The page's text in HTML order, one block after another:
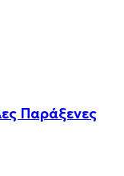
Παράξενες